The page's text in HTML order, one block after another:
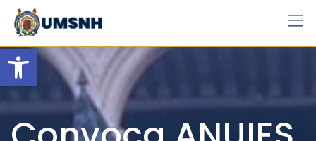
Open toolbar
Skip
content